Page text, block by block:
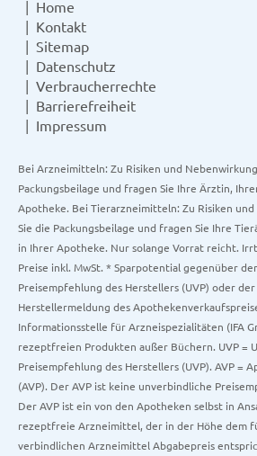
Home
Kontakt
Sitemap
Datenschutz
Verbraucherrechte
Barrierefreiheit
Impressum
Bei Arzneimitteln: Zu Risiken und
Packungsbeilage und fragen Sie Ihre Ärztin,
Apotheke. Bei Tierarzneimitteln: Zu Risiken
Sie die Packungsbeilage und fragen Sie Ihre
in Ihrer Apotheke. Nur solange Vorrat reicht.
Preise inkl. MwSt. * Sparpotential gegenüber
Preisempfehlung des Herstellers (UVP) oder
Herstellermeldung des
Informationsstelle für Arzneispezialitäten (IFA
rezeptfreien Produkten außer Büchern. UVP =
Preisempfehlung des Herstellers (UVP). AVP =
(AVP). Der AVP ist keine unverbindliche
Der AVP ist ein von den Apotheken selbst in
rezeptfreie Arzneimittel, der in der Höhe dem
verbindlichen Arzneimittel Abgabepreis